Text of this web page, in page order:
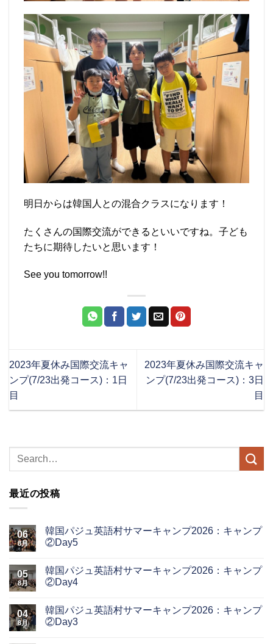
明日からは韓国人との混合クラスになります！
たくさんの国際交流ができるといいですね。子ども
たちに期待したいと思います！
See you tomorrow!!
2023年夏休み国際交流キャ
ンプ(7/23出発コース)：1日
目
2023年夏休み国際交流キャ
ンプ(7/23出発コース)：3日
目
最近の投稿
06
8月
韓国パジュ英語村サマーキャンプ2026：キャンプ
②Day5
05
8月
韓国パジュ英語村サマーキャンプ2026：キャンプ
②Day4
04
8月
韓国パジュ英語村サマーキャンプ2026：キャンプ
②Day3